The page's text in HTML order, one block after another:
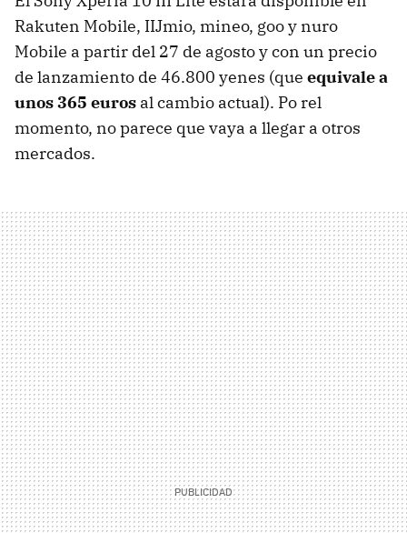
Rakuten Mobile, IIJmio, mineo, goo y nuro
Mobile a partir del 27 de agosto y con un precio
de lanzamiento de 46.800 yenes (que equivale a
unos 365 euros al cambio actual). Po rel
momento, no parece que vaya a llegar a otros
mercados.